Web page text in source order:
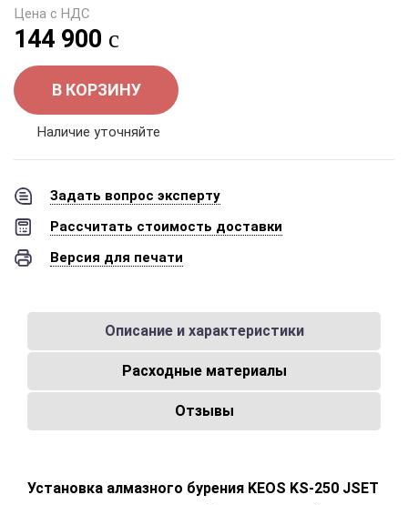
Цена с НДС
144 900
В КОРЗИНУ
Наличие уточняйте
Задать вопрос эксперту
Рассчитать стоимость доставки
Версия для печати
Описание и характеристики
Расходные материалы
Отзывы
Установка алмазного бурения KEOS KS-250 JSET